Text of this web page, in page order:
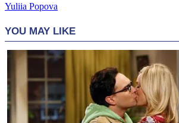
Yuliia Popova